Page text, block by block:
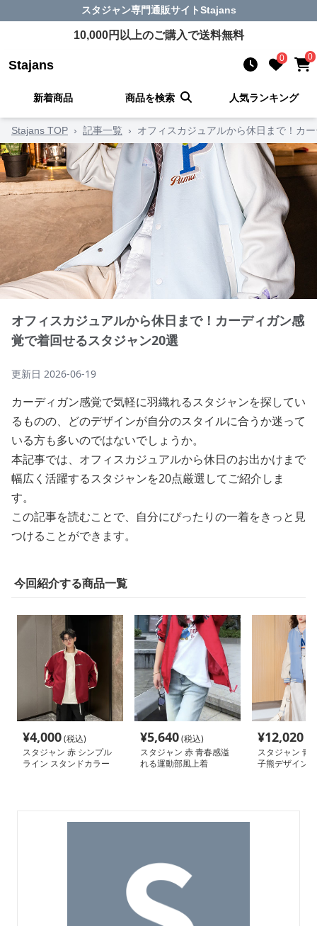
スタジャン専門通販サイトStajans
10,000円以上のご購入で送料無料
Stajans 0 0
新着商品 商品を検索 人気ランキング
Stajans TOP › 記事一覧 › オフィスカジュアルから休日まで！カ
オフィスカジュアルから休日まで！カーディガン感
覚で着回せるスタジャン20選
更新日 2026-06-19
カーディガン感覚で気軽に羽織れるスタジャンを探してい
るものの、どのデザインが自分のスタイルに合うか迷って
いる方も多いのではないでしょうか。
本記事では、オフィスカジュアルから休日のお出かけまで
幅広く活躍するスタジャンを20点厳選してご紹介しま
す。
この記事を読むことで、自分にぴったりの一着をきっと見
つけることができます。
今回紹介する商品一覧
¥4,000(税込)
スタジャン 赤 シンプル
ライン スタンドカラー
¥5,640(税込)
スタジャン 赤 青春感溢
れる運動部風上着
¥12,020
スタジャン 青
子熊デザイン